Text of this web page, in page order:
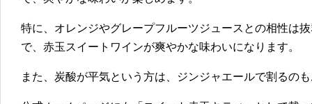
特に、オレンジやグレープフルーツジュースとの相性は
で、赤玉スイートワインが爽やかな味わいになります。
また、炭酸が平気という方は、ジンジャエールで割るの